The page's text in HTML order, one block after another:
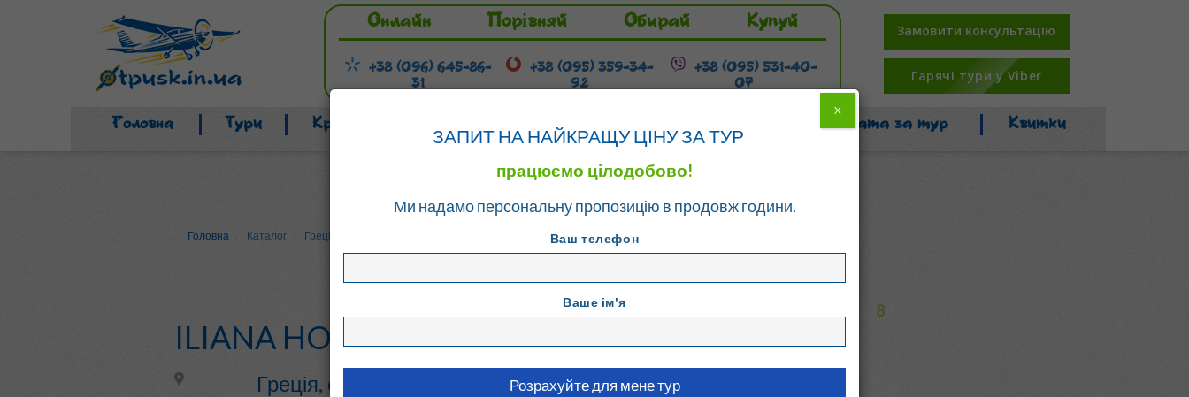
Онлайн Порівняй Обирай Купуй
+38 (096) 645-86-
31
+38 (095) 359-34-
92
+38 (095) 531-40-
07
Замовити консультацію
Гарячі тури у Viber
Головна Тури Країни Оплата за тур Квитки
Головна Каталог Греція
ILIANA HOTEL
Греція, о. Крит - Ретимно
8
ЗАПИТ НА НАЙКРАЩУ ЦІНУ ЗА ТУР
працюємо цілодобово!
Ми надамо персональну пропозицію в продовж години.
Ваш телефон
Ваше ім'я
X